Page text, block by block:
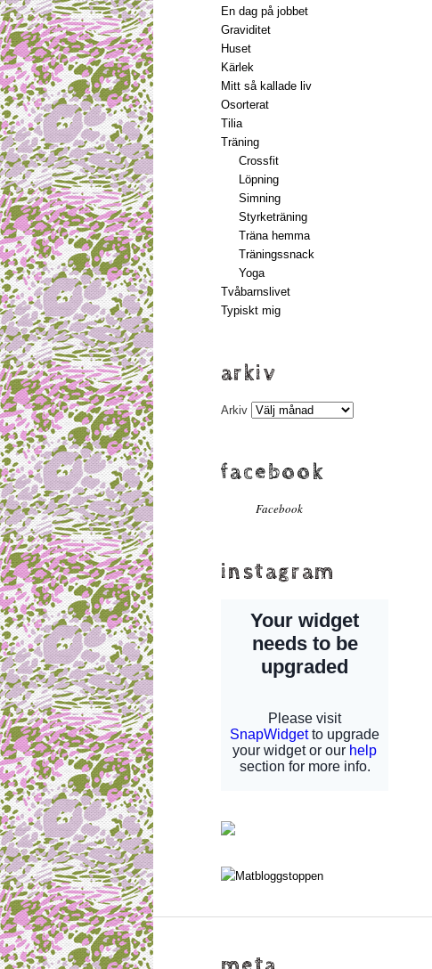
En dag på jobbet
Graviditet
Huset
Kärlek
Mitt så kallade liv
Osorterat
Tilia
Träning
Crossfit
Löpning
Simning
Styrketräning
Träna hemma
Träningssnack
Yoga
Tvåbarnslivet
Typiskt mig
arkiv
Arkiv
facebook
Facebook
instagram